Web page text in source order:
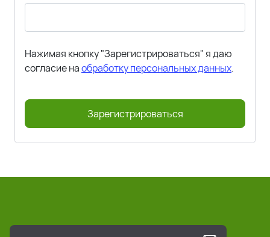
Нажимая кнопку "Зарегистрироваться" я даю
согласие наобработку персональных данных.
Зарегистрироваться